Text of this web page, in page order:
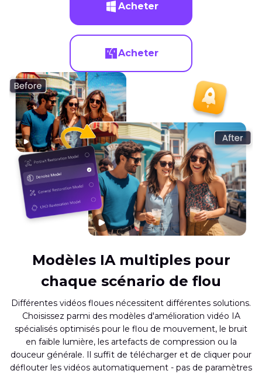
Acheter
Acheter
Modèles IA multiples pour
chaque scénario de flou
Différentes vidéos floues nécessitent différentes solutions.
Choisissez parmi des modèles d'amélioration vidéo IA
spécialisés optimisés pour le flou de mouvement, le bruit
en faible lumière, les artefacts de compression ou la
douceur générale. Il suffit de télécharger et de cliquer pour
déflouter les vidéos automatiquement - pas de paramètres